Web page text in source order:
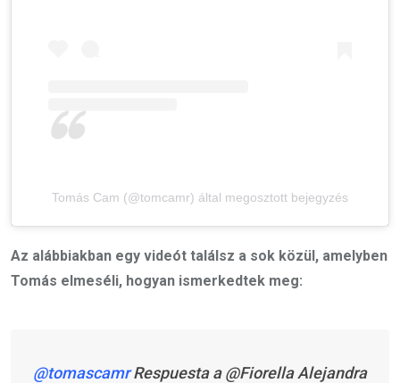
Tomás Cam (@tomcamr) által megosztott bejegyzés
Az alábbiakban egy videót találsz a sok közül, amelyben
Tomás elmeséli, hogyan ismerkedtek meg:
@tomascamrRespuesta a @Fiorella Alejandra